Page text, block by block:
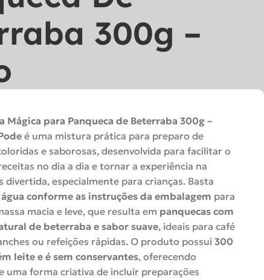
300g –
Mágica para Panqueca de Beterraba 300g –
é uma mistura prática para preparo de
e saborosas, desenvolvida para facilitar o
no dia a dia e tornar a experiência na
divertida, especialmente para crianças. Basta
conforme as instruções da embalagem para
macia e leve, que resulta em panquecas com
de beterraba e sabor suave, ideais para café
ou refeições rápidas. O produto possui 300
leite e é sem conservantes, oferecendo
uma forma criativa de incluir preparações